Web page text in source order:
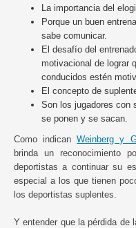
La importancia del
Porque un buen
sabe comunicar.
El desafío del
motivacional de lograr
conducidos estén
El concepto de
Son los jugadores con
se ponen y se sacan.
Como indicanWeinberg y
brinda un reconocimiento
deportistas a continuar su
especial a los que tienen
los deportistas suplentes.
Y entender que la pérdida de